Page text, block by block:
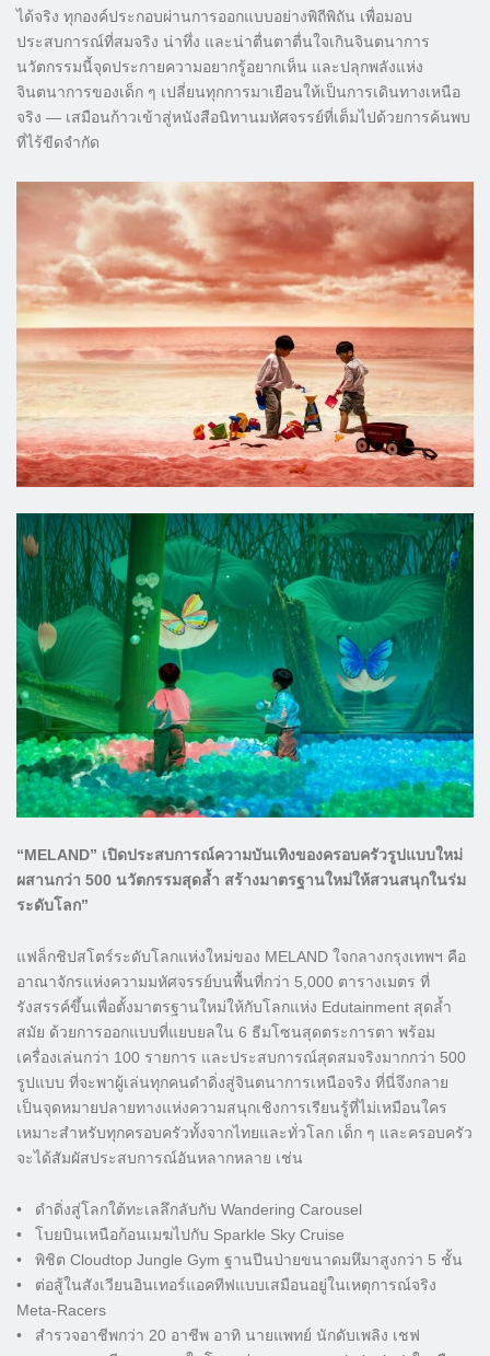
ได้จริง ทุกองค์ประกอบผ่านการออกแบบอย่างพิถีพิถัน เพื่อมอบ
ประสบการณ์ที่สมจริง น่าทึ่ง และน่าตื่นตาตื่นใจเกินจินตนาการ
นวัตกรรมนี้จุดประกายความอยากรู้อยากเห็น และปลุกพลังแห่ง
จินตนาการของเด็ก ๆ เปลี่ยนทุกการมาเยือนให้เป็นการเดินทางเหนือ
จริง — เสมือนก้าวเข้าสู่หนังสือนิทานมหัศจรรย์ที่เต็มไปด้วยการค้นพบ
ที่ไร้ขีดจำกัด
“MELAND” เปิดประสบการณ์ความบันเทิงของครอบครัวรูปแบบใหม่
ผสานกว่า 500 นวัตกรรมสุดล้ำ สร้างมาตรฐานใหม่ให้สวนสนุกในร่ม
ระดับโลก”
แฟล็กชิปสโตร์ระดับโลกแห่งใหม่ของ MELAND ใจกลางกรุงเทพฯ คือ
อาณาจักรแห่งความมหัศจรรย์บนพื้นที่กว่า 5,000 ตารางเมตร ที่
รังสรรค์ขึ้นเพื่อตั้งมาตรฐานใหม่ให้กับโลกแห่ง Edutainment สุดล้ำ
สมัย ด้วยการออกแบบที่แยบยลใน 6 ธีมโซนสุดตระการตา พร้อม
เครื่องเล่นกว่า 100 รายการ และประสบการณ์สุดสมจริงมากกว่า 500
รูปแบบ ที่จะพาผู้เล่นทุกคนดำดิ่งสู่จินตนาการเหนือจริง ที่นี่จึงกลาย
เป็นจุดหมายปลายทางแห่งความสนุกเชิงการเรียนรู้ที่ไม่เหมือนใคร
เหมาะสำหรับทุกครอบครัวทั้งจากไทยและทั่วโลก เด็ก ๆ และครอบครัว
จะได้สัมผัสประสบการณ์อันหลากหลาย เช่น
• ดำดิ่งสู่โลกใต้ทะเลลึกลับกับ Wandering Carousel
• โบยบินเหนือก้อนเมฆไปกับ Sparkle Sky Cruise
• พิชิต Cloudtop Jungle Gym ฐานปีนป่ายขนาดมหึมาสูงกว่า 5 ชั้น
• ต่อสู้ในสังเวียนอินเทอร์แอคทีฟแบบเสมือนอยู่ในเหตุการณ์จริง
Meta-Racers
• สำรวจอาชีพกว่า 20 อาชีพ อาทิ นายแพทย์ นักดับเพลิง เชฟ